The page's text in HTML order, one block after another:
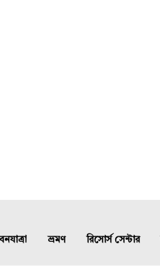
ভ্রমণ রিসোর্স সেন্টার